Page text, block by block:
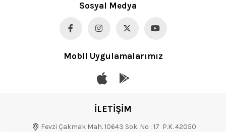
Sosyal Medya
Mobil Uygulamalarımız
İLETİŞİM
Fevzi Çakmak Mah. 10643 Sok. No : 17 P.K. 42050